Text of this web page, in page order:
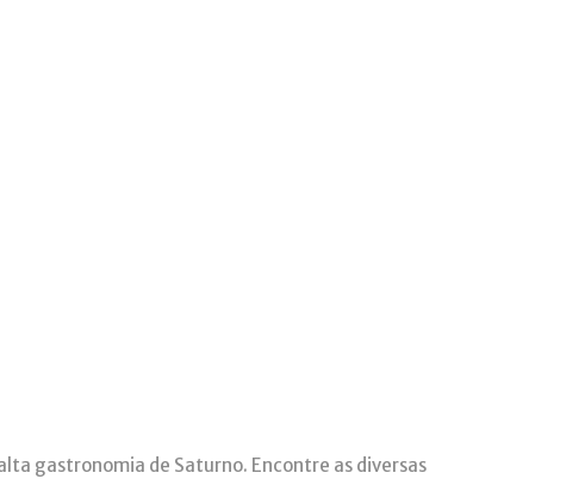
gastronomia de Saturno. Encontre as diversas